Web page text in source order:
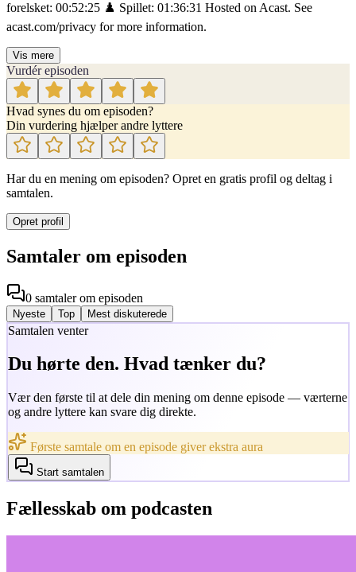
forelsket: 00:52:25 ♟️ Spillet: 01:36:31 Hosted on Acast. See
acast.com/privacy for more information.
Vis mere
Vurdér episoden
Hvad synes du om episoden?
Din vurdering hjælper andre lyttere
Har du en mening om episoden? Opret en gratis profil og deltag i
samtalen.
Opret profil
Samtaler om episoden
0 samtalerom episoden
Nyeste Top Mest diskuterede
Samtalen venter
Du hørte den. Hvad tænker du?
Vær den første til at dele din mening om denne episode — værterne
og andre lyttere kan svare dig direkte.
Første samtale om en episode giver ekstra aura
Start samtalen
Fællesskab om podcasten